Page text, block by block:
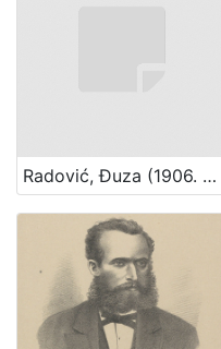
Radović, Đuza (1906. – 1989.)